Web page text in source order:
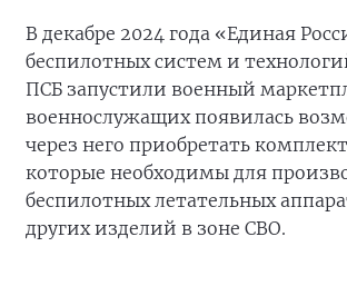
В декабре 2024 года «Единая
беспилотных систем и
ПСБ запустили военный
военнослужащих появилась
через него приобретать
которые необходимы для
беспилотных летательных
других изделий в зоне СВО.